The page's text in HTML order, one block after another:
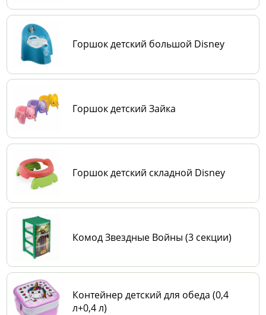
Горшок детский большой Disney
Горшок детский Зайка
Горшок детский складной Disney
Комод Звездные Войны (3 секции)
Контейнер детский для обеда (0,4
л+0,4 л)